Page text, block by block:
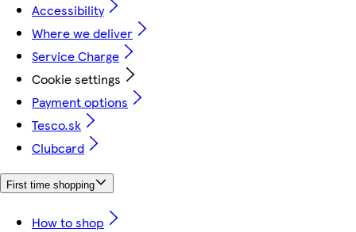
Accessibility
Where we deliver
Service Charge
Cookie settings
Payment options
Tesco.sk
Clubcard
First time shopping
How to shop